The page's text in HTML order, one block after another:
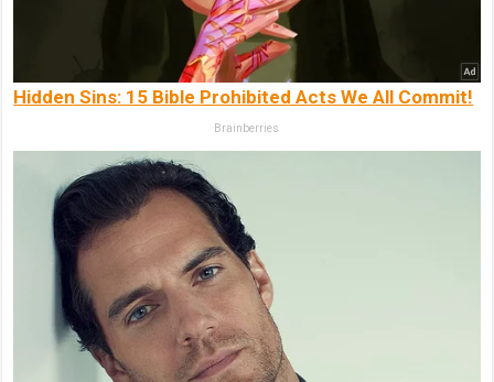
Hidden Sins: 15 Bible Prohibited Acts We All Commit!
Brainberries